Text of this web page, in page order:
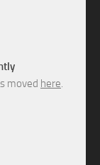
moved here.